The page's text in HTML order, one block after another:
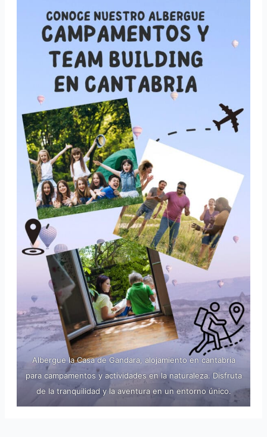
Albergue la Casa de Gandara, alojamiento en cantabria
para campamentos y actividades en la naturaleza. Disfruta
de la tranquilidad y la aventura en un entorno único.